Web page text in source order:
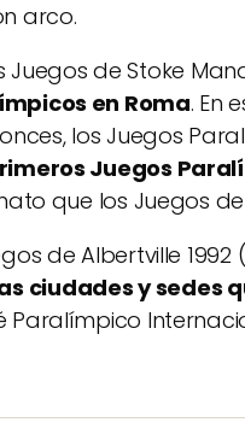
arco.
de Stoke
en Roma. En
los Juegos
Juegos
que los Juegos
de Albertville 1992
ciudades y sedes